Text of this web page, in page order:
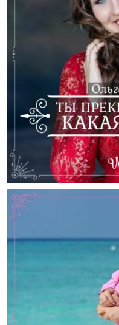
Ты Прекрасна